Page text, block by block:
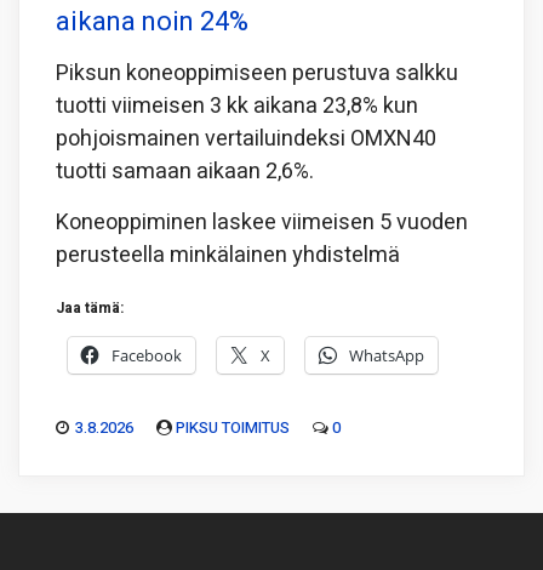
aikana noin 24%
Piksun koneoppimiseen perustuva salkku
tuotti viimeisen 3 kk aikana 23,8% kun
pohjoismainen vertailuindeksi OMXN40
tuotti samaan aikaan 2,6%.
Koneoppiminen laskee viimeisen 5 vuoden
perusteella minkälainen yhdistelmä
Jaa tämä:
Facebook X WhatsApp
3.8.2026 PIKSU TOIMITUS 0